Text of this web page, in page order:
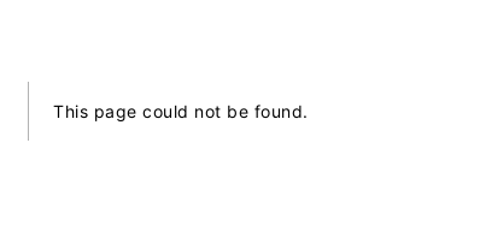
This page could not be found.